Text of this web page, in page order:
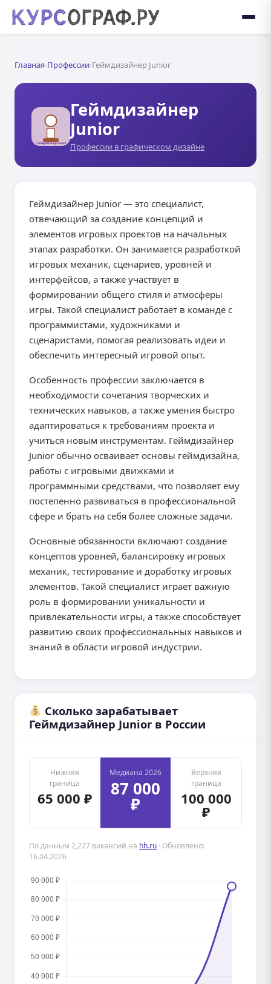
Главная›Профессии›Геймдизайнер Junior
Геймдизайнер
Junior
Профессии в графическом дизайне
Геймдизайнер Junior — это специалист,
отвечающий за создание концепций и
элементов игровых проектов на начальных
этапах разработки. Он занимается разработкой
игровых механик, сценариев, уровней и
интерфейсов, а также участвует в
формировании общего стиля и атмосферы
игры. Такой специалист работает в команде с
программистами, художниками и
сценаристами, помогая реализовать идеи и
обеспечить интересный игровой опыт.
Особенность профессии заключается в
необходимости сочетания творческих и
технических навыков, а также умения быстро
адаптироваться к требованиям проекта и
учиться новым инструментам. Геймдизайнер
Junior обычно осваивает основы геймдизайна,
работы с игровыми движками и
программными средствами, что позволяет ему
постепенно развиваться в профессиональной
сфере и брать на себя более сложные задачи.
Основные обязанности включают создание
концептов уровней, балансировку игровых
механик, тестирование и доработку игровых
элементов. Такой специалист играет важную
роль в формировании уникальности и
привлекательности игры, а также способствует
развитию своих профессиональных навыков и
знаний в области игровой индустрии.
Сколько зарабатывает
Геймдизайнер Junior в России
Нижняя
граница
65 000 ₽
Медиана 2026
87 000
₽
Верхняя
граница
100 000
₽
По данным 2,227 вакансий на hh.ru · Обновлено:
16.04.2026